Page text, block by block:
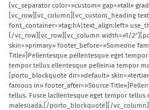
[vc_separator color=»custom» gap=»tall»
[vc_row][vc_column][vc_custom_heading
font_container=»tag:h4|text_align:left»
[/vc_row][vc_row][vc_column width=»1/
skin=»primary» footer_before=»Someone
Title»]Pellentesque pellentesque eget
tempor tellus ellentesque pelleinia tempor
[porto_blockquote dir=»default»
famous in» footer_after=»Source
tellus. Fusce lacllentesque eget tempor
malesuada.[/porto_blockquote][/